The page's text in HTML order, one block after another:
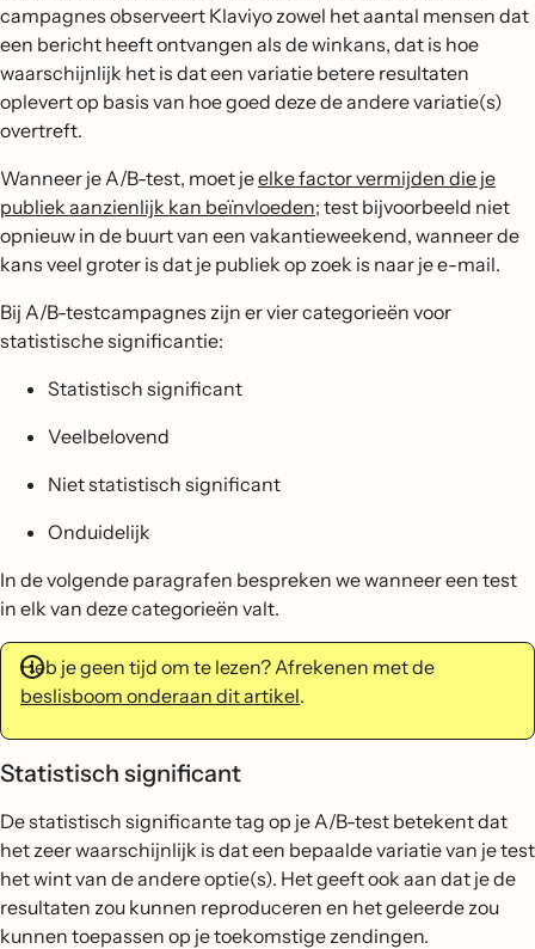
campagnes observeert Klaviyo zowel het aantal mensen dat
een bericht heeft ontvangen als de winkans, dat is hoe
waarschijnlijk het is dat een variatie betere resultaten
oplevert op basis van hoe goed deze de andere variatie(s)
overtreft.
Wanneer je A/B-test, moet jeelke factor vermijden die je
publiek aanzienlijk kan beïnvloeden; test bijvoorbeeld niet
opnieuw in de buurt van een vakantieweekend, wanneer de
kans veel groter is dat je publiek op zoek is naar je e-mail.
Bij A/B-testcampagnes zijn er vier categorieën voor
statistische significantie:
Statistisch significant
Veelbelovend
Niet statistisch significant
Onduidelijk
In de volgende paragrafen bespreken we wanneer een test
in elk van deze categorieën valt.
Heb je geen tijd om te lezen? Afrekenen met de
beslisboom onderaan dit artikel.
Statistisch significant
De statistisch significante tag op je A/B-test betekent dat
het zeer waarschijnlijk is dat een bepaalde variatie van je test
het wint van de andere optie(s). Het geeft ook aan dat je de
resultaten zou kunnen reproduceren en het geleerde zou
kunnen toepassen op je toekomstige zendingen.